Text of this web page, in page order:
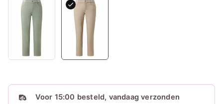
used
aantal
Voor 15:00 besteld, vandaag verzonden